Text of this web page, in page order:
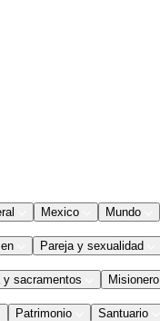
Mexico Mundo
Pareja y sexualidad
y sacramentos Misionero
Patrimonio Santuario